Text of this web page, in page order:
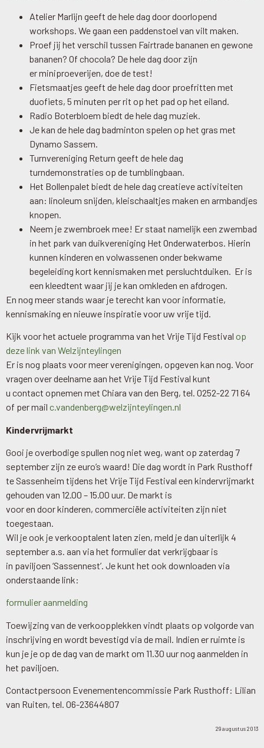
Atelier Marlijn geeft de hele dag door doorlopend
workshops. We gaan een paddenstoel van vilt maken.
Proef jij het verschil tussen Fairtrade bananen en gewone
bananen? Of chocola? De hele dag door zijn
er miniproeverijen, doe de test!
Fietsmaatjes geeft de hele dag door proefritten met
duofiets, 5 minuten per rit op het pad op het eiland.
Radio Boterbloem biedt de hele dag muziek.
Je kan de hele dag badminton spelen op het gras met
Dynamo Sassem.
Turnvereniging Return geeft de hele dag
turndemonstraties op de tumblingbaan.
Het Bollenpalet biedt de hele dag creatieve activiteiten
aan: linoleum snijden, kleischaaltjes maken en armbandjes
knopen.
Neem je zwembroek mee! Er staat namelijk een zwembad
in het park van duikvereniging Het Onderwaterbos. Hierin
kunnen kinderen en volwassenen onder bekwame
begeleiding kort kennismaken met persluchtduiken. Er is
een kleedtent waar jij je kan omkleden en afdrogen.
En nog meer stands waar je terecht kan voor informatie,
kennismaking en nieuwe inspiratie voor uw vrije tijd.
Kijk voor het actuele programma van het Vrije Tijd Festival op
deze link van Welzijnteylingen
Er is nog plaats voor meer verenigingen, opgeven kan nog. Voor
vragen over deelname aan het Vrije Tijd Festival kunt
u contact opnemen met Chiara van den Berg, tel. 0252-22 71 64
of per mail c.vandenberg@welzijnteylingen.nl
Kindervrijmarkt
Gooi je overbodige spullen nog niet weg, want op zaterdag 7
september zijn ze euro’s waard! Die dag wordt in Park Rusthoff
te Sassenheim tijdens het Vrije Tijd Festival een kindervrijmarkt
gehouden van 12.00 – 15.00 uur. De markt is
voor en door kinderen, commerciële activiteiten zijn niet
toegestaan.
Wil je ook je verkooptalent laten zien, meld je dan uiterlijk 4
september a.s. aan via het formulier dat verkrijgbaar is
in paviljoen ‘Sassennest’. Je kunt het ook downloaden via
onderstaande link:
formulier aanmelding
Toewijzing van de verkoopplekken vindt plaats op volgorde van
inschrijving en wordt bevestigd via de mail. Indien er ruimte is
kun je je op de dag van de markt om 11.30 uur nog aanmelden in
het paviljoen.
Contactpersoon Evenementencommissie Park Rusthoff: Lilian
van Ruiten, tel. 06-23644807
29 augustus 2013